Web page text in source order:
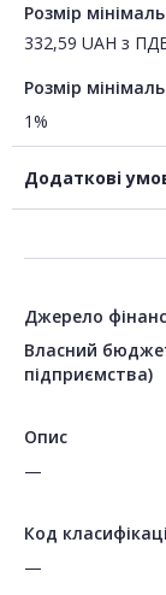
Розмір
332,59 UAH з
Розмір
1%
Додаткові
Джерело
Власний
підприємства)
Опис
—
Код
—